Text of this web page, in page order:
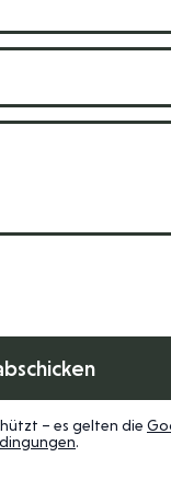
– es gelten die
.